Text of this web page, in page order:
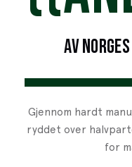
AV
Gjennom hardt
ryddet over
for